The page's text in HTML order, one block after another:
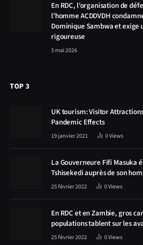
En RDC, l’organisation de
l’homme ACDDVDH
Dominique Sambwa et exige
rigoureuse
5 mai 2026
TOP 3
UK tourism: Visitor
Pandemic Effects
19 janvier 2021 0Views
La Gouverneure Fifi Masuka
Tshisekedi auprès de son
Hichilema, la construction de
25 février 2022 0Views
En RDC et en Zambie, gros
populations tablent sur les
de la route Kolwezi-Solwezi
25 février 2022 0Views